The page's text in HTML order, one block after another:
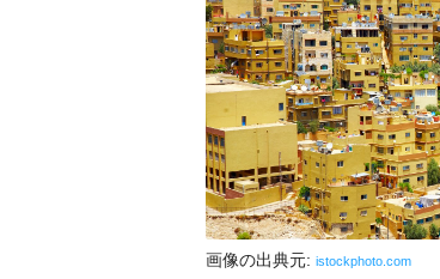
画像の出典元: istockphoto.com